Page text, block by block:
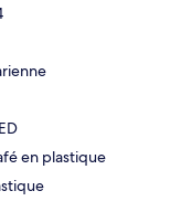
en plastique